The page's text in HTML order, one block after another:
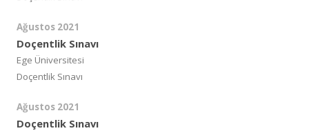
Ağustos 2021
Doçentlik Sınavı
Ege Üniversitesi
Doçentlik Sınavı
Ağustos 2021
Doçentlik Sınavı